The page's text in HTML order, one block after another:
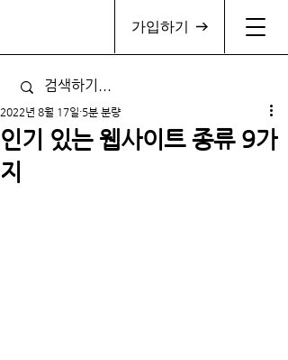
가입하기
인기 있는 웹사이트 종류 9가
지
2022년 8월 17일 5분 분량